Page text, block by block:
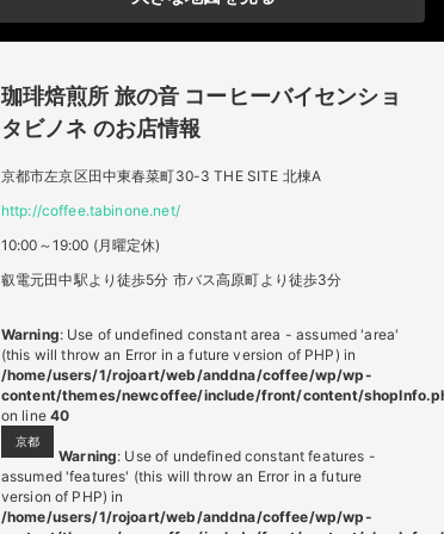
珈琲焙煎所 旅の音 コーヒーバイセンショ
タビノネ のお店情報
京都市左京区田中東春菜町30-3 THE SITE 北棟A
http://coffee.tabinone.net/
10:00～19:00 (月曜定休)
叡電元田中駅より徒歩5分 市バス高原町より徒歩3分
Warning: Use of undefined constant area - assumed 'area'
(this will throw an Error in a future version of PHP) in
/home/users/1/rojoart/web/anddna/coffee/wp/wp-
content/themes/newcoffee/include/front/content/
on line 40
京都
Warning: Use of undefined constant features -
assumed 'features' (this will throw an Error in a future
version of PHP) in
/home/users/1/rojoart/web/anddna/coffee/wp/wp-